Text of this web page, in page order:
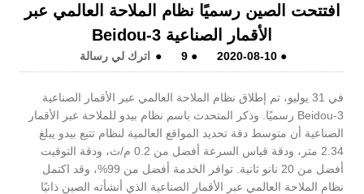
افتتحت الصين رسميًا نظام الملاحة العالمي عبر
الأقمار الصناعية Beidou-3
●
2020-08-10
●
9
● اترك لي رسالة
في 31 يوليو، تم إطلاق نظام الملاحة العالمي عبر الأقمار الصناعية
Beidou-3 رسميًا. وذكر المتحدث باسم نظام بيدو للملاحة عبر الأقمار
الصناعية أن متوسط ​​دقة تحديد المواقع العالمية لنظام تتبع بيدو يبلغ
2.34 متر، ودقة قياس السرعة أفضل من 0.2 م/ث، ودقة التوقيت
أفضل من 20 نانو ثانية. توافر الخدمة أفضل من 99%، وقد اكتمل
نظام الملاحة العالمي عبر الأقمار الصناعية الذي أنشأته الصين ذاتيًا